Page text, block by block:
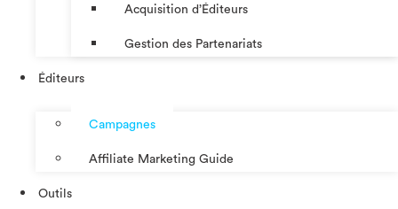
Acquisition d’Éditeurs
Gestion des Partenariats
Éditeurs
Campagnes
Affiliate Marketing Guide
Outils